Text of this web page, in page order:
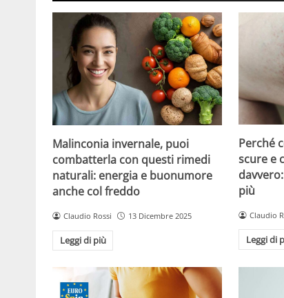
Malinconia invernale, puoi
combatterla con questi rimedi
naturali: energia e buonumore
anche col freddo
Claudio Rossi 13 Dicembre 2025
Leggi di più
Perché
scure e
più
Claudio
Leggi di